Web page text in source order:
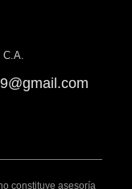
C.A.
constituye asesoría